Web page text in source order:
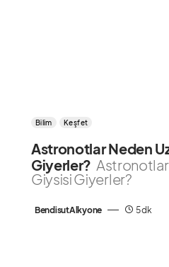
Bilim Keşfet
Astronotlar Neden
Giyerler?
Giysisi Giyerler?
BendisutAlkyone 5 dk